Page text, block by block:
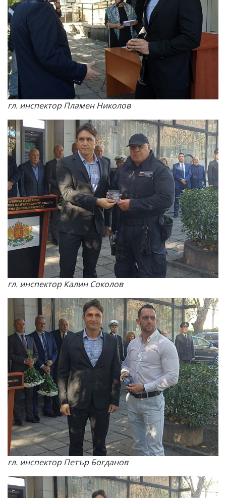
гл. инспектор Пламен Николов
гл. инспектор Калин Соколов
гл. инспектор Петър Богданов